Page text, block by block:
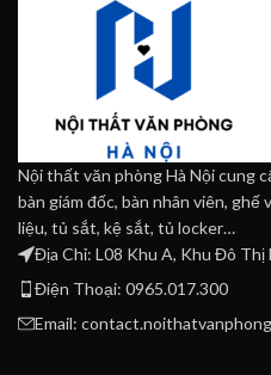
Nội thất văn phòng Hà Nội cung
bàn giám đốc, bàn nhân viên,
liệu, tủ sắt, kệ sắt, tủ locker…
Địa Chỉ: L08 Khu A, Khu Đô Thị
Điện Thoại: 0965.017.300
Email: